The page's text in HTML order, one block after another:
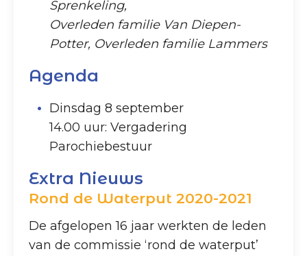
Sprenkeling,
Overleden familie Van Diepen-
Potter, Overleden familie Lammers
Agenda
Dinsdag 8 september
14.00 uur: Vergadering
Parochiebestuur
Extra Nieuws
Rond de Waterput 2020-2021
De afgelopen 16 jaar werkten de leden
van de commissie ‘rond de waterput’